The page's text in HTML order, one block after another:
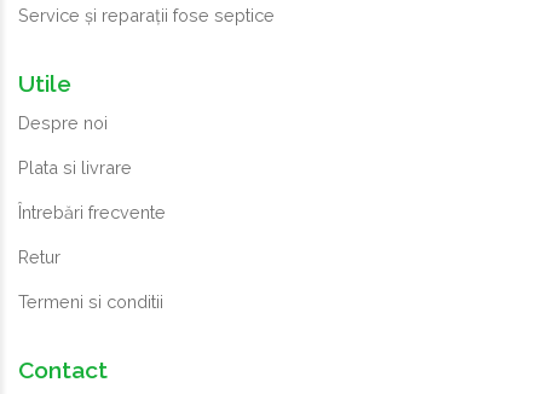
Service și reparații fose septice
Utile
Despre noi
Plata si livrare
Întrebări frecvente
Retur
Termeni si conditii
Contact